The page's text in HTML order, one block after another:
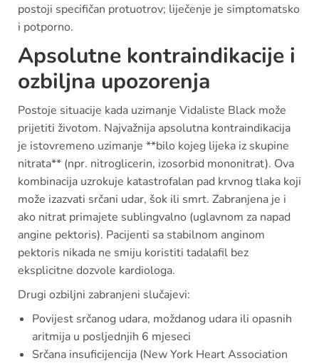
postoji specifičan protuotrov; liječenje je simptomatsko
i potporno.
Apsolutne kontraindikacije i
ozbiljna upozorenja
Postoje situacije kada uzimanje Vidaliste Black može
prijetiti životom. Najvažnija apsolutna kontraindikacija
je istovremeno uzimanje **bilo kojeg lijeka iz skupine
nitrata** (npr. nitroglicerin, izosorbid mononitrat). Ova
kombinacija uzrokuje katastrofalan pad krvnog tlaka koji
može izazvati srčani udar, šok ili smrt. Zabranjena je i
ako nitrat primajete sublingvalno (uglavnom za napad
angine pektoris). Pacijenti sa stabilnom anginom
pektoris nikada ne smiju koristiti tadalafil bez
eksplicitne dozvole kardiologa.
Drugi ozbiljni zabranjeni slučajevi:
Povijest srčanog udara, moždanog udara ili opasnih
aritmija u posljednjih 6 mjeseci
Srčana insuficijencija (New York Heart Association